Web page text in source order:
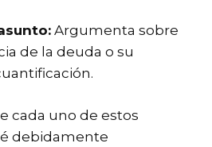
Argumenta sobre
de la deuda o su
cada uno de estos
debidamente